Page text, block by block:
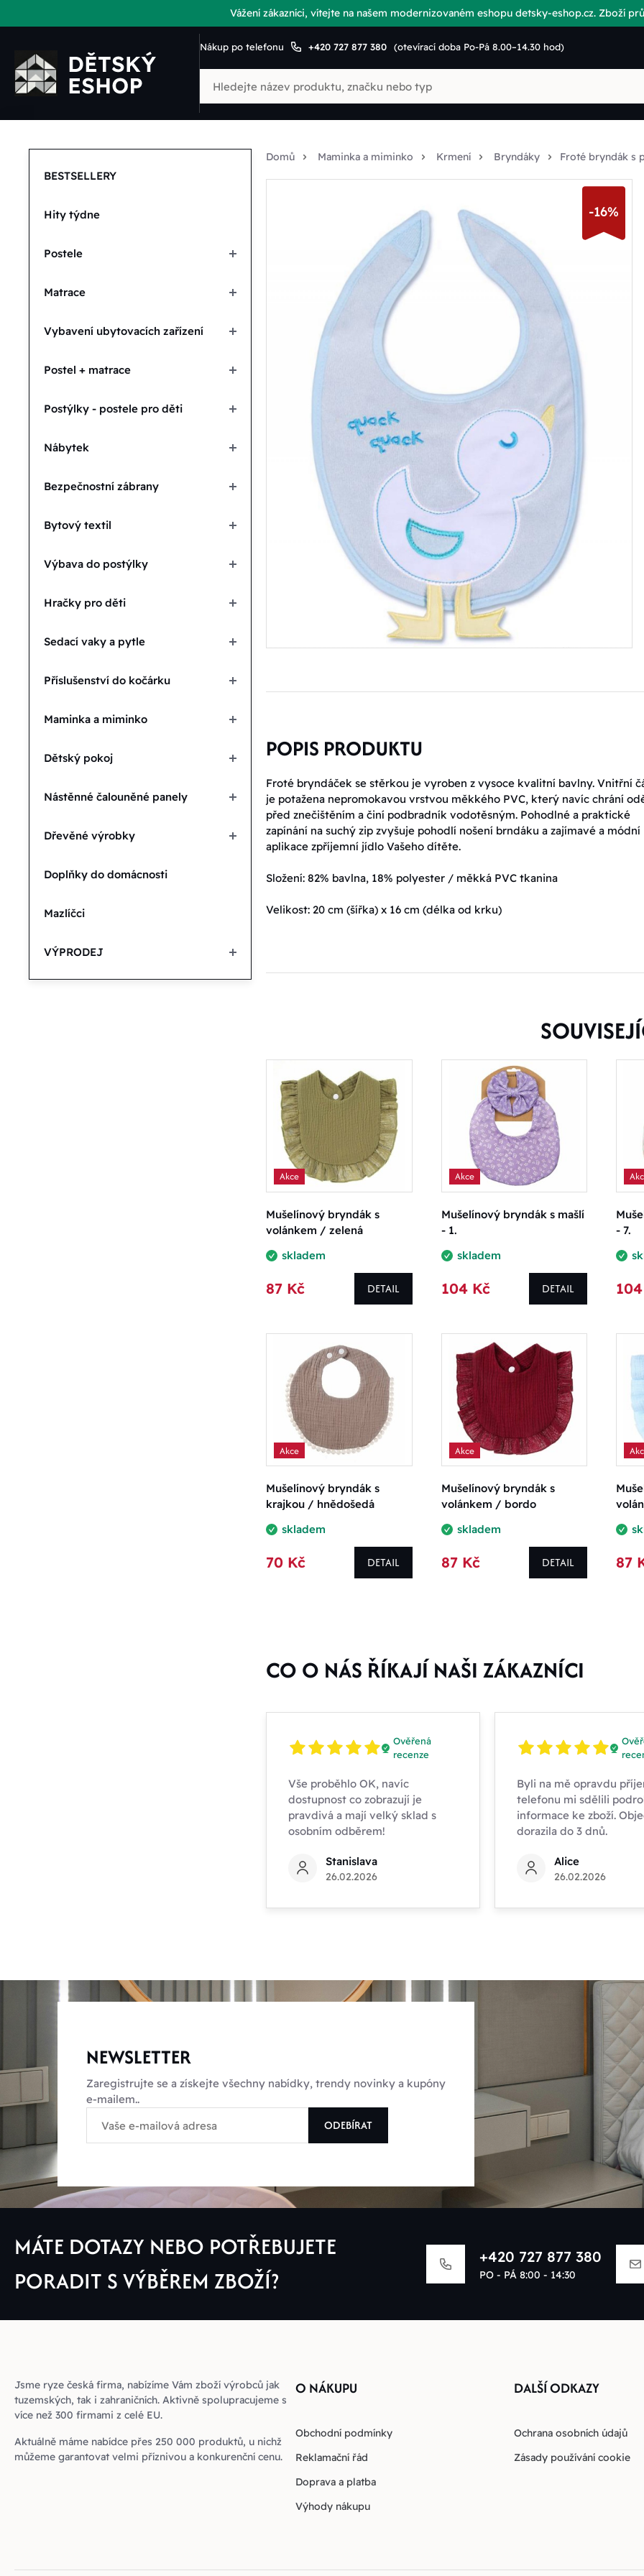
Vážení zákazníci, vítejte na našem modernizovaném eshopu detsky-eshop.cz. Zboží
Nákup po telefonu +420 727 877 380 (otevírací doba Po-Pá 8.00–14.30 hod)
BESTSELLERY
Hity týdne
Postele
Matrace
Vybavení ubytovacích zařízení
Postel + matrace
Postýlky - postele pro děti
Nábytek
Bezpečnostní zábrany
Bytový textil
Výbava do postýlky
Hračky pro děti
Sedací vaky a pytle
Příslušenství do kočárku
Maminka a miminko
Dětský pokoj
Nástěnné čalouněné panely
Dřevěné výrobky
Doplňky do domácnosti
Mazlíčci
VÝPRODEJ
Domů Maminka a miminko Krmení Bryndáky Froté bryndák s
-16%
POPIS PRODUKTU
Froté bryndáček se stěrkou je vyroben z vysoce kvalitní bavlny. Vnitřní
je potažena nepromokavou vrstvou měkkého PVC, který navíc chrání
před znečištěním a činí podbradník vodotěsným. Pohodlné a praktické
zapínání na suchý zip zvyšuje pohodlí nošení brndáku a zajímavé a módní
aplikace zpříjemní jídlo Vašeho dítěte.
Složení: 82% bavlna, 18% polyester / měkká PVC tkanina
Velikost: 20 cm (šířka) x 16 cm (délka od krku)
Akce
Mušelínový bryndák s
volánkem / zelená
skladem
87 Kč DETAIL
Akce
Mušelínový bryndák s mašlí
- 1.
skladem
104 Kč DETAIL
- 7.
Akce
Mušelínový bryndák s
krajkou / hnědošedá
skladem
70 Kč DETAIL
Akce
Mušelínový bryndák s
volánkem / bordo
skladem
87 Kč DETAIL 87
CO O NÁS ŘÍKAJÍ NAŠI ZÁKAZNÍCI
Ověřená
recenze
Vše proběhlo OK, navíc
dostupnost co zobrazují je
pravdivá a mají velký sklad s
osobním odběrem!
Stanislava
26.02.2026
Byli na mě opravdu
telefonu mi sdělili
informace ke zboží.
dorazila do 3 dnů.
Alice
26.02.2026
NEWSLETTER
Zaregistrujte se a získejte všechny nabídky, trendy novinky a kupóny
e-mailem..
ODEBÍRAT
MÁTE DOTAZY NEBO POTŘEBUJETE
PORADIT S VÝBĚREM ZBOŽÍ?
+420 727 877 380
PO - PÁ 8:00 - 14:30
Jsme ryze česká firma, nabízíme Vám zboží výrobců jak
tuzemských, tak i zahraničních. Aktivně spolupracujeme s
více než 300 firmami z celé EU.
Aktuálně máme nabídce přes 250 000 produktů, u nichž
můžeme garantovat velmi příznivou a konkurenční cenu.
O NÁKUPU
Obchodní podmínky
Reklamační řád
Doprava a platba
Výhody nákupu
DALŠÍ ODKAZY
Ochrana osobních údajů
Zásady používání cookie